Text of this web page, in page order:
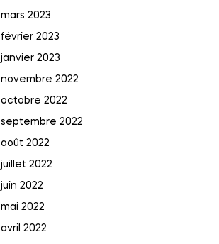
mars 2023
février 2023
janvier 2023
novembre 2022
octobre 2022
septembre 2022
août 2022
juillet 2022
juin 2022
mai 2022
avril 2022